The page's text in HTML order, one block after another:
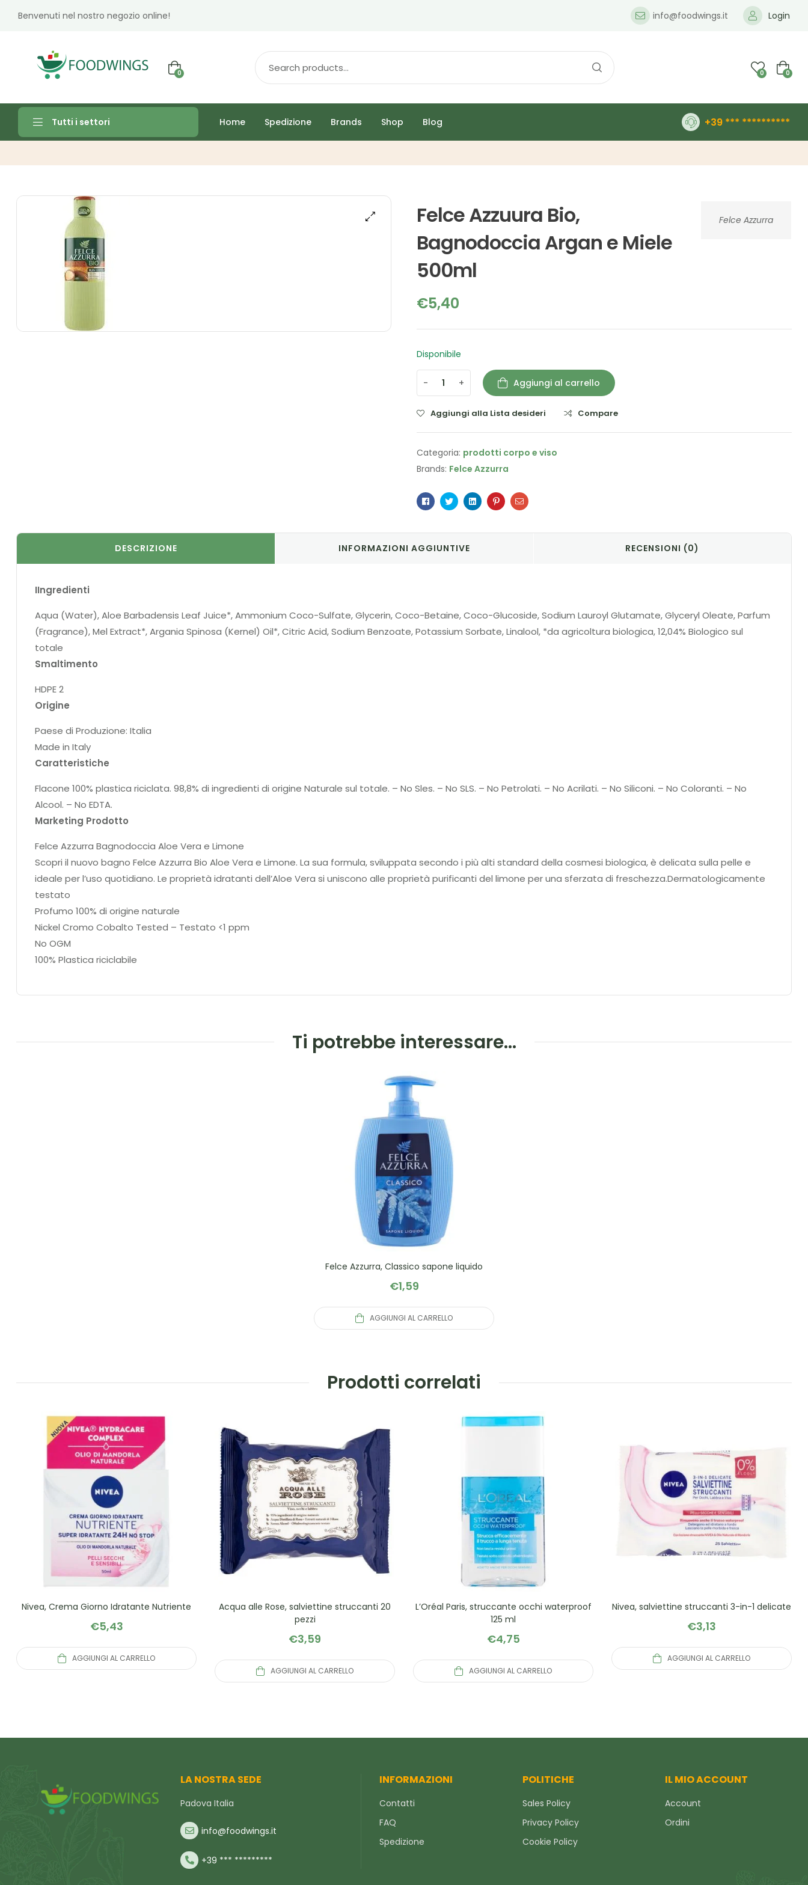
Benvenuti nel nostro negozio online! info@foodwings.it Login
0 0 0
Tutti i settori Home Spedizione Brands Shop Blog +39 *** **********
Felce Azzurra
Felce Azzuura Bio,
Bagnodoccia Argan e Miele
500ml
€5,40
Disponibile
- + Aggiungi al carrello
Aggiungi alla Lista desideri Compare
Categoria: prodotti corpo e viso
Brands: Felce Azzurra
Facebook
TwitterLinkedinPinterestEmail
DESCRIZIONE INFORMAZIONI AGGIUNTIVE RECENSIONI (0)
IIngredienti
Aqua (Water), Aloe Barbadensis Leaf Juice*, Ammonium Coco-Sulfate, Glycerin, Coco-Betaine, Coco-Glucoside, Sodium Lauroyl Glutamate, Glyceryl Oleate, Parfum
(Fragrance), Mel Extract*, Argania Spinosa (Kernel) Oil*, Citric Acid, Sodium Benzoate, Potassium Sorbate, Linalool, *da agricoltura biologica, 12,04% Biologico sul
totale
Smaltimento
HDPE 2
Origine
Paese di Produzione: Italia
Made in Italy
Caratteristiche
Flacone 100% plastica riciclata. 98,8% di ingredienti di origine Naturale sul totale. – No Sles. – No SLS. – No Petrolati. – No Acrilati. – No Siliconi. – No Coloranti. – No
Alcool. – No EDTA.
Marketing Prodotto
Felce Azzurra Bagnodoccia Aloe Vera e Limone
Scopri il nuovo bagno Felce Azzurra Bio Aloe Vera e Limone. La sua formula, sviluppata secondo i più alti standard della cosmesi biologica, è delicata sulla pelle e
ideale per l’uso quotidiano. Le proprietà idratanti dell’Aloe Vera si uniscono alle proprietà purificanti del limone per una sferzata di freschezza.Dermatologicamente
testato
Profumo 100% di origine naturale
Nickel Cromo Cobalto Tested – Testato <1 ppm
No OGM
100% Plastica riciclabile
Ti potrebbe interessare…
Felce Azzurra, Classico sapone liquido
€1,59
AGGIUNGI AL CARRELLO
Prodotti correlati
Nivea, Crema Giorno Idratante Nutriente
€5,43
AGGIUNGI AL CARRELLO
Acqua alle Rose, salviettine struccanti 20
pezzi
€3,59
AGGIUNGI AL CARRELLO
L’Oréal Paris, struccante occhi waterproof
125 ml
€4,75
AGGIUNGI AL CARRELLO
Nivea, salviettine struccanti 3-in-1 delicate
€3,13
AGGIUNGI AL CARRELLO
LA NOSTRA SEDE
Padova Italia
info@foodwings.it
+39 *** *********
INFORMAZIONI
Contatti
FAQ
Spedizione
POLITICHE
Sales Policy
Privacy Policy
Cookie Policy
IL MIO ACCOUNT
Account
Ordini